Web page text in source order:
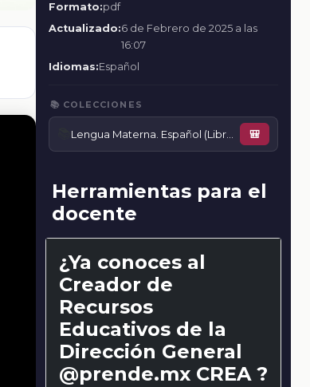
Formato:pdf
Actualizado:6 de Febrero de 2025 a las
16:07
Idiomas:Español
📚 COLECCIONES
🎒
Herramientas para el
docente
¿Ya conoces al
Creador de
Recursos
Educativos de la
Dirección General
@prende.mx CREA ?